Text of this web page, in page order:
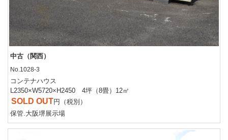
中古（関西）
No.1028-3
コンテナハウス
L2350×W5720×H2450 4坪（8畳）12㎡
SOLD OUT円（税別）
保管.大阪堺展示場